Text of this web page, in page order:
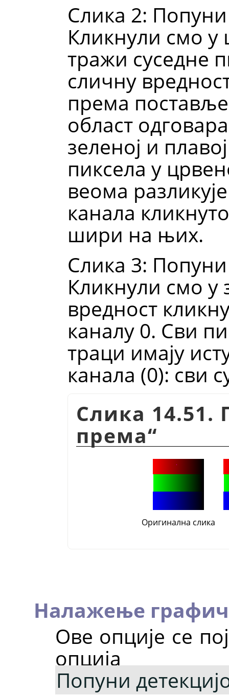
Слика 2:
Кликнули смо у
тражи суседне
сличну
према
област
зеленој и
пиксела у
веома
канала
шири на њих.
Слика 3:
Кликнули смо у
вредност
каналу 0. Сви
траци имају
канала (0): сви
Слика
према“
Оригинална слика
Налажење
Ове опције се
опција
Попуни